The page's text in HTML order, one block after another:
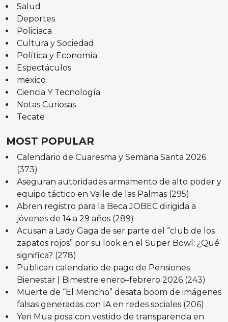
Salud
Deportes
Policiaca
Cultura y Sociedad
Política y Economía
Espectáculos
mexico
Ciencia Y Tecnología
Notas Curiosas
Tecate
MOST POPULAR
Calendario de Cuaresma y Semana Santa 2026
(373)
Aseguran autoridades armamento de alto poder y
equipo táctico en Valle de las Palmas (295)
Abren registro para la Beca JOBEC dirigida a
jóvenes de 14 a 29 años (289)
Acusan a Lady Gaga de ser parte del “club de los
zapatos rojos” por su look en el Super Bowl: ¿Qué
significa? (278)
Publican calendario de pago de Pensiones
Bienestar | Bimestre enero–febrero 2026 (243)
Muerte de “El Mencho” desata boom de imágenes
falsas generadas con IA en redes sociales (206)
Yeri Mua posa con vestido de transparencia en